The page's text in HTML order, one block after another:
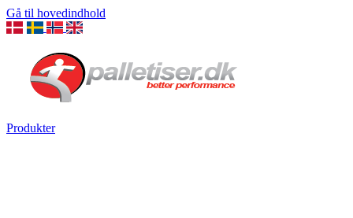
Gå til hovedindhold
Produkter